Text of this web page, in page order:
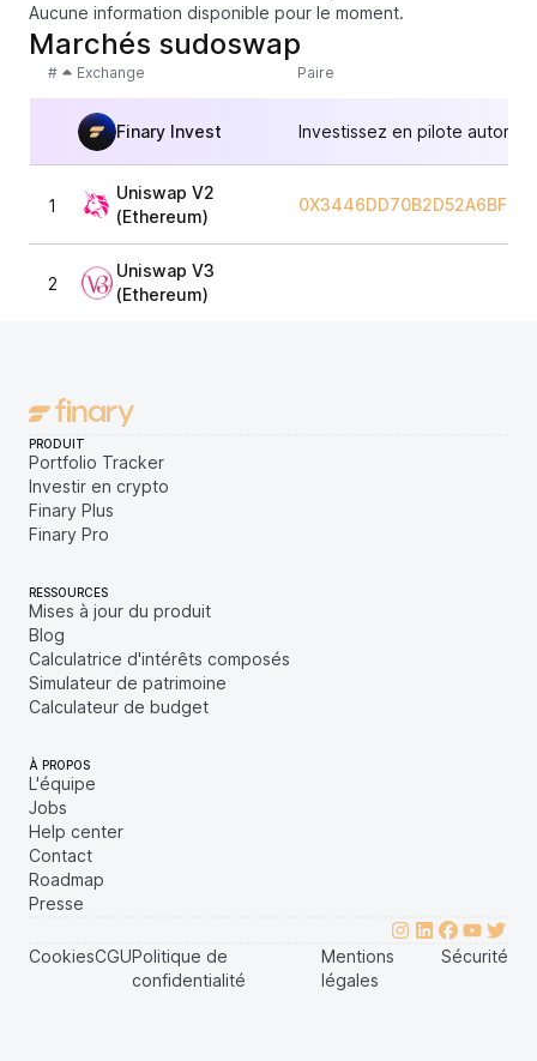
Aucune information disponible pour le moment.
Marchés sudoswap
# Exchange Paire
Finary Invest Investissez en pilote
1
Uniswap V2
(Ethereum)
2
Uniswap V3
(Ethereum)
PRODUIT
Portfolio Tracker
Investir en crypto
Finary Plus
Finary Pro
RESSOURCES
Mises à jour du produit
Blog
Calculatrice d'intérêts composés
Simulateur de patrimoine
Calculateur de budget
À PROPOS
L'équipe
Jobs
Help center
Contact
Roadmap
Presse
CookiesCGUPolitique de
confidentialité
Mentions
légales
Sécurité